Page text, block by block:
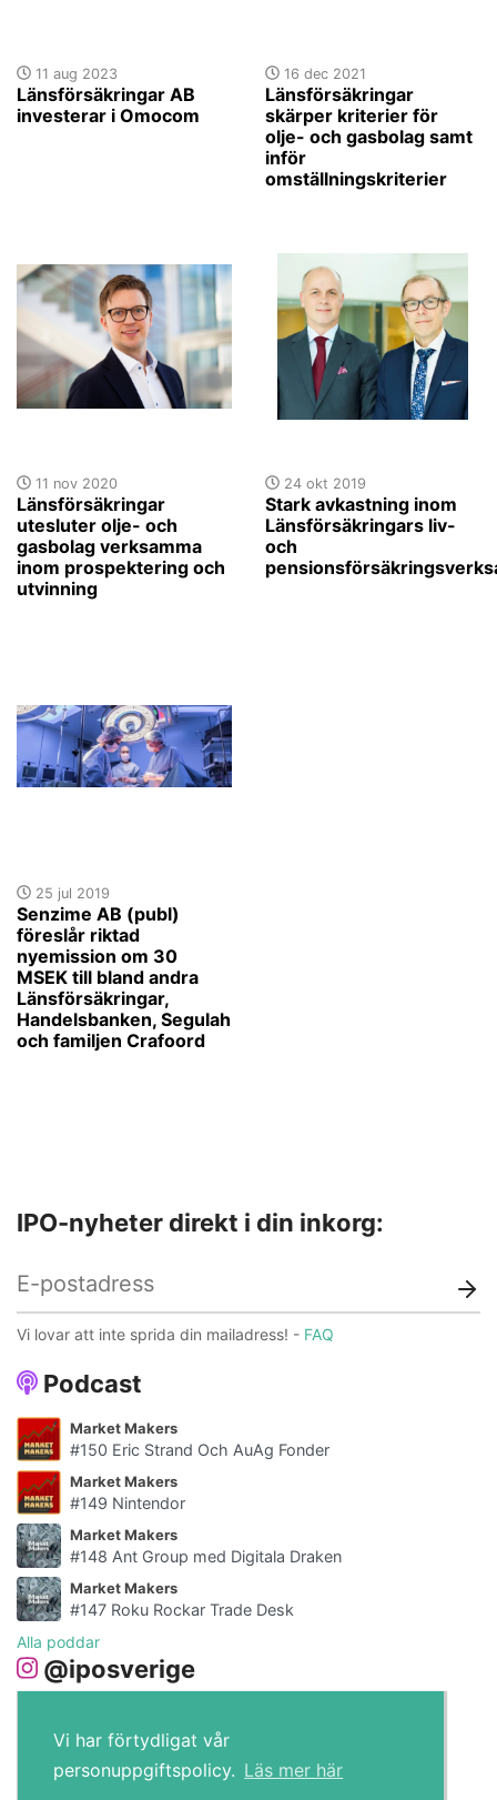
Vi har förtydligat vår
personuppgiftspolicy. Läs mer här
11 aug 2023
Länsförsäkringar AB
investerar i Omocom
16 dec 2021
Länsförsäkringar
skärper kriterier för
olje- och gasbolag samt
inför
omställningskriterier
11 nov 2020
Länsförsäkringar
utesluter olje- och
gasbolag verksamma
inom prospektering och
utvinning
24 okt 2019
Stark avkastning inom
Länsförsäkringars liv-
och
25 jul 2019
Senzime AB (publ)
föreslår riktad
nyemission om 30
MSEK till bland andra
Länsförsäkringar,
Handelsbanken, Segulah
och familjen Crafoord
Podcast
Market Makers
#150 Eric Strand Och AuAg Fonder
Market Makers
#149 Nintendor
Market Makers
#148 Ant Group med Digitala Draken
Market Makers
#147 Roku Rockar Trade Desk
Alla poddar
@iposverige
IPO-nyheter direkt i din inkorg:
Vi lovar att inte sprida din mailadress! - FAQ